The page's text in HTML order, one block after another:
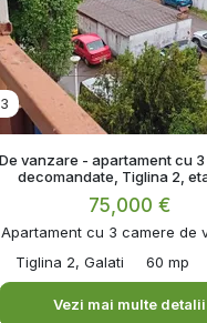
De vanzare - apartament cu
decomandate, Tiglina 2,
75,000 €
Apartament cu 3 camere de
Tiglina 2, Galati
60 mp
Vezi mai multe detalii